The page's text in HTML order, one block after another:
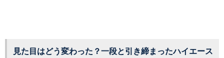
見た目はどう変わった？一段と引き締まったハイエース